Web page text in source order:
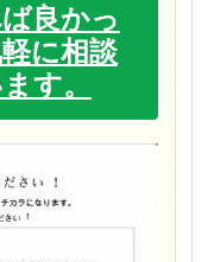
良かっ
に相談
す。